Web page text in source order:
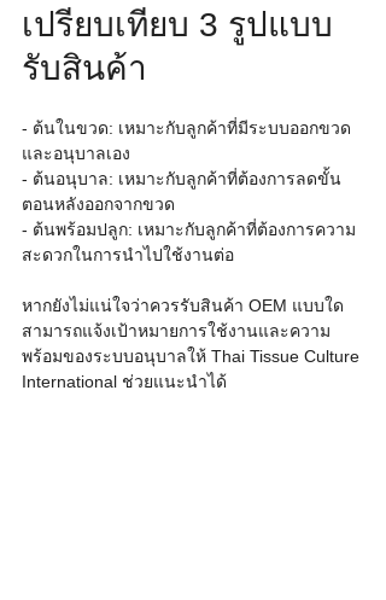
เปรียบเทียบ 3 รูปแบบ
รับสินค้า
- ต้นในขวด: เหมาะกับลูกค้าที่มีระบบออกขวด
และอนุบาลเอง
- ต้นอนุบาล: เหมาะกับลูกค้าที่ต้องการลดขั้น
ตอนหลังออกจากขวด
- ต้นพร้อมปลูก: เหมาะกับลูกค้าที่ต้องการความ
สะดวกในการนำไปใช้งานต่อ
หากยังไม่แน่ใจว่าควรรับสินค้า OEM แบบใด
สามารถแจ้งเป้าหมายการใช้งานและความ
พร้อมของระบบอนุบาลให้ Thai Tissue Culture
International ช่วยแนะนำได้